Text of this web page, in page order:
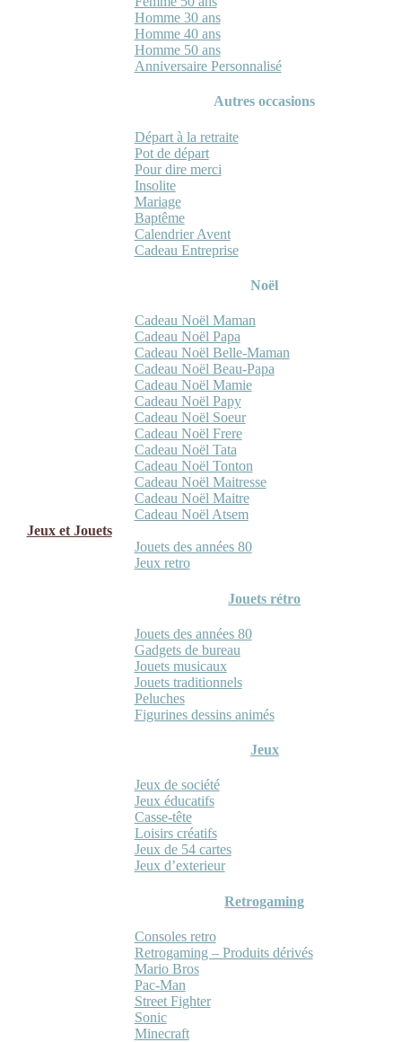
Homme 30 ans
Homme 40 ans
Homme 50 ans
Anniversaire Personnalisé
Autres occasions
Départ à la retraite
Pot de départ
Pour dire merci
Insolite
Mariage
Baptême
Calendrier Avent
Cadeau Entreprise
Noël
Cadeau Noël Maman
Cadeau Noël Papa
Cadeau Noël Belle-Maman
Cadeau Noël Beau-Papa
Cadeau Noël Mamie
Cadeau Noël Papy
Cadeau Noël Soeur
Cadeau Noël Frere
Cadeau Noël Tata
Cadeau Noël Tonton
Cadeau Noël Maitresse
Cadeau Noël Maitre
Cadeau Noël Atsem
Jeux et Jouets
Jouets des années 80
Jeux retro
Jouets rétro
Jouets des années 80
Gadgets de bureau
Jouets musicaux
Jouets traditionnels
Peluches
Figurines dessins animés
Jeux
Jeux de société
Jeux éducatifs
Casse-tête
Loisirs créatifs
Jeux de 54 cartes
Jeux d’exterieur
Retrogaming
Consoles retro
Retrogaming – Produits dérivés
Mario Bros
Pac-Man
Street Fighter
Sonic
Minecraft